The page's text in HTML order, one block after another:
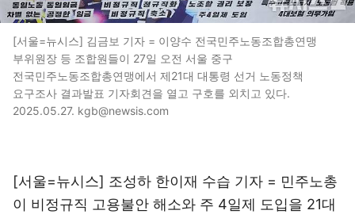
[서울=뉴시스] 김금보 기자 = 이양수 전국민주노동조합총연맹
부위원장 등 조합원들이 27일 오전 서울 중구
전국민주노동조합총연맹에서 제21대 대통령 선거 노동정책
요구조사 결과발표 기자회견을 열고 구호를 외치고 있다.
2025.05.27. kgb@newsis.com
[서울=뉴시스] 조성하 한이재 수습 기자 = 민주노총
이 비정규직 고용불안 해소와 주 4일제 도입을 21대